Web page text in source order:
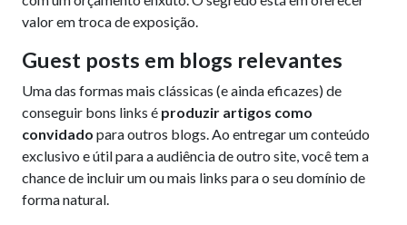
valor em troca de exposição.
Guest posts em blogs relevantes
Uma das formas mais clássicas (e ainda eficazes) de
conseguir bons links é produzir artigos como
convidado para outros blogs. Ao entregar um conteúdo
exclusivo e útil para a audiência de outro site, você tem a
chance de incluir um ou mais links para o seu domínio de
forma natural.